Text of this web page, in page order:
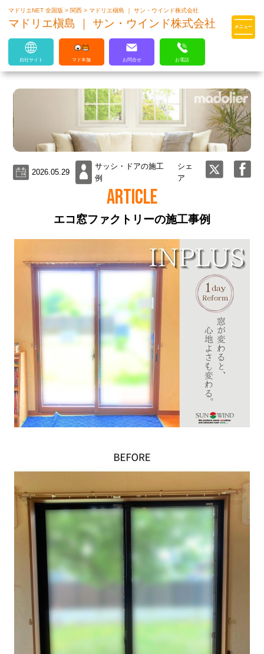
マドリエはLIXILの厳しい基準を
クリアした住まいのプロ集団です
マドリエNET 全国版> 関西>マドリエ槇島 ｜ サン・ウインド株式会社
マドリエ槇島 ｜ サン・ウインド株式会社
自社サイト マド本舗 お問合せ お電話
2026.05.29
サッシ・ドアの施工
例
シェ
ア
ARTICLE
エコ窓ファクトリーの施工事例